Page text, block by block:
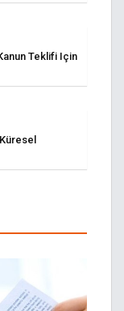
Teklifi Için